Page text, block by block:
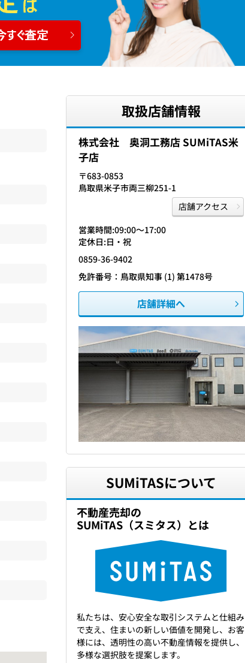
取扱店舗情報
株式会社 奥洞工務店 SUMiTAS米
子店
〒683-0853
鳥取県米子市両三柳251-1
店舗アクセス
営業時間:09:00〜17:00
定休日:日・祝
0859-36-9402
免許番号：鳥取県知事 (1) 第1478号
店舗詳細へ
SUMiTASについて
不動産売却の
SUMiTAS（スミタス）とは
私たちは、安心安全な取引システムと仕組み
で支え、住まいの新しい価値を開発し、お客
様には、透明性の高い不動産情報を提供し、
多様な選択肢を提案します。